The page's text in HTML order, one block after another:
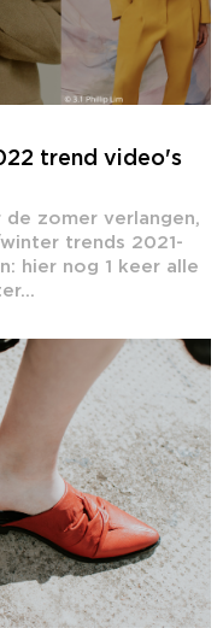
trend video's
zomer verlangen,
trends 2021-
hier nog 1 keer alle